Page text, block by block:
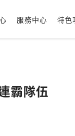
服務中心 特色
霸隊伍